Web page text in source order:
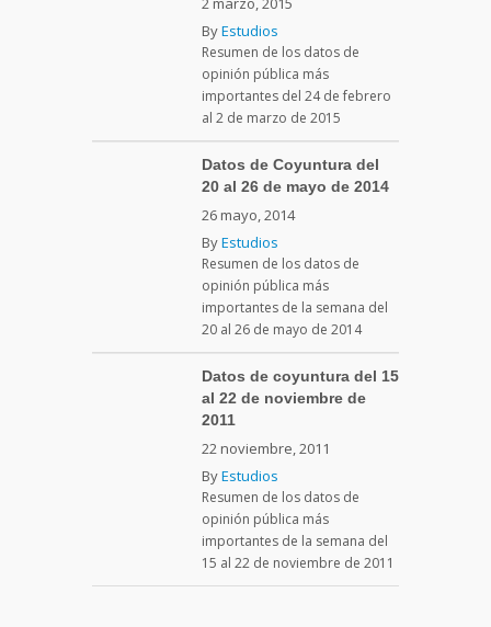
ByEstudios
Resumen de los datos de
opinión pública más
importantes del 24 de febrero
al 2 de marzo de 2015
Datos de Coyuntura del
20 al 26 de mayo de 2014
26 mayo, 2014
ByEstudios
Resumen de los datos de
opinión pública más
importantes de la semana del
20 al 26 de mayo de 2014
Datos de coyuntura del 15
al 22 de noviembre de
2011
22 noviembre, 2011
ByEstudios
Resumen de los datos de
opinión pública más
importantes de la semana del
15 al 22 de noviembre de 2011